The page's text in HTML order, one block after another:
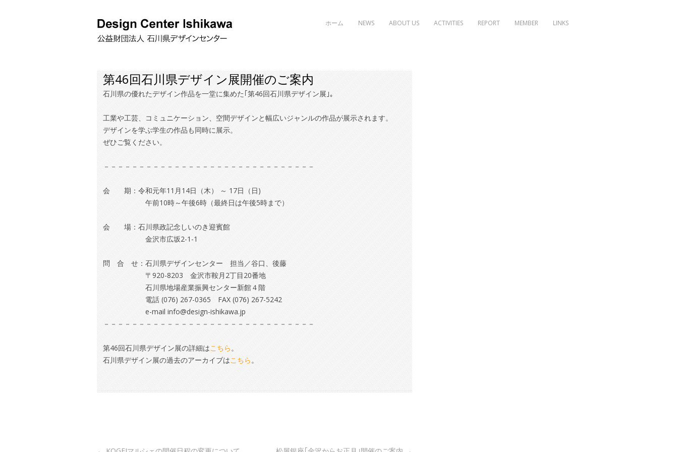
ホーム NEWS ABOUT US ACTIVITIES REPORT MEMBER LINKS
第46回石川県デザイン展開催のご案内
石川県の優れたデザイン作品を一堂に集めた｢第46回石川県デザイン展｣。
工業や工芸、コミュニケーション、空間デザインと幅広いジャンルの作品が展示されます。
デザインを学ぶ学生の作品も同時に展示。
ぜひご覧ください。
－－－－－－－－－－－－－－－－－－－－－－－－－－－－－－
会 期：令和元年11月14日（木） ～ 17日（日)
午前10時～午後6時（最終日は午後5時まで）
会 場：石川県政記念しいのき迎賓館
金沢市広坂2-1-1
問 合 せ：石川県デザインセンター 担当／谷口、後藤
〒920-8203 金沢市鞍月2丁目20番地
石川県地場産業振興センター新館４階
電話 (076) 267-0365 FAX (076) 267-5242
e-mail info@design-ishikawa.jp
－－－－－－－－－－－－－－－－－－－－－－－－－－－－－－
第46回石川県デザイン展の詳細はこちら。
石川県デザイン展の過去のアーカイブはこちら。